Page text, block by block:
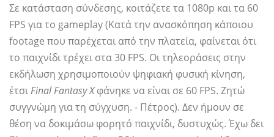
Σε κατάσταση σύνδεσης, κοιτάζετε τα 1080p και τα 60
FPS για το gameplay (Κατά την ανασκόπηση κάποιου
footage που παρέχεται από την πλατεία, φαίνεται ότι
το παιχνίδι τρέχει στα 30 FPS. Οι τηλεοράσεις στην
εκδήλωση χρησιμοποιούν ψηφιακή φυσική κίνηση,
έτσιFinal Fantasy Xφάνηκε να είναι σε 60 FPS. Ζητώ
συγγνώμη για τη σύγχυση. - Πέτρος). Δεν ήμουν σε
θέση να δοκιμάσω φορητό παιχνίδι, δυστυχώς. Έχω δει